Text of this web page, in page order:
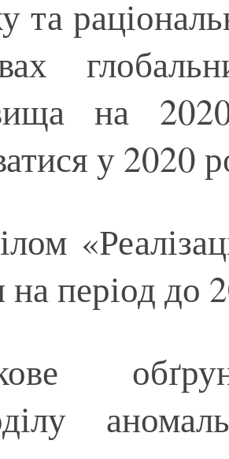
та
на
у 2020
на період до